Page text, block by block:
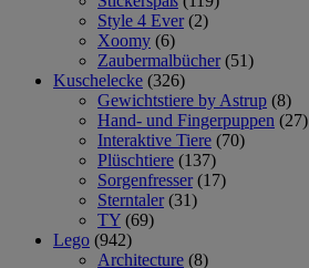
Style 4 Ever (2)
Xoomy (6)
Zaubermalbücher (51)
Kuschelecke (326)
Gewichtstiere by Astrup (8)
Hand- und Fingerpuppen (27)
Interaktive Tiere (70)
Plüschtiere (137)
Sorgenfresser (17)
Sterntaler (31)
TY (69)
Lego (942)
Architecture (8)